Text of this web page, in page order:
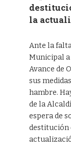
la
Ante la
Municipal a
Avance de
sus
hambre.
de la
espera de
destitución